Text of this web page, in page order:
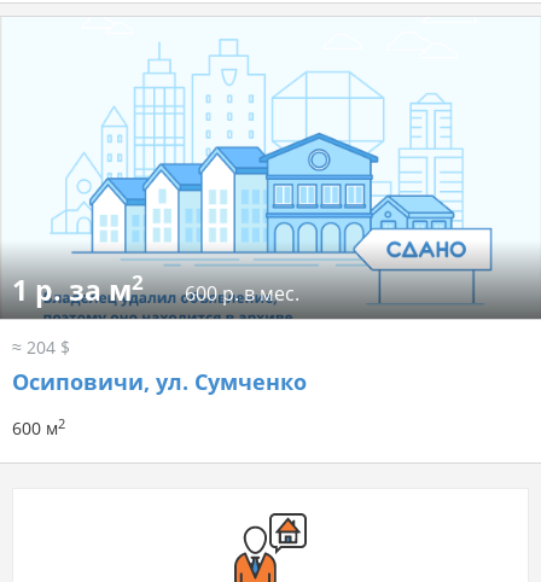
1 р. за м2 600 р. в мес.
≈ 204 $
Осиповичи, ул. Сумченко
600 м2